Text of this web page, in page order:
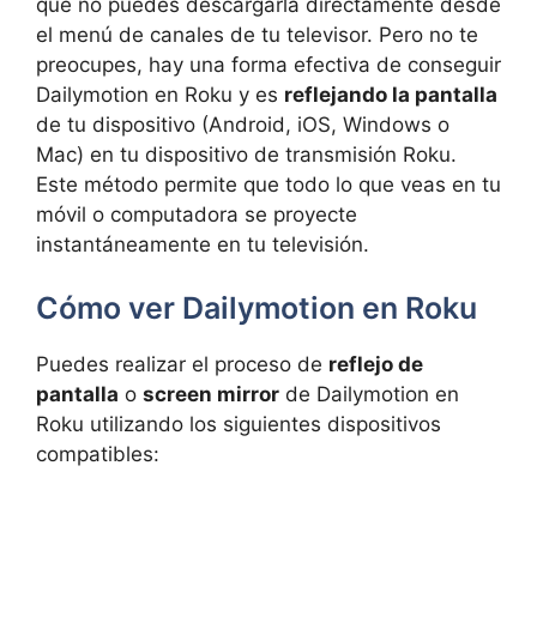
el menú de canales de tu televisor. Pero no te
preocupes, hay una forma efectiva de conseguir
Dailymotion en Roku y es reflejando la pantalla
de tu dispositivo (Android, iOS, Windows o
Mac) en tu dispositivo de transmisión Roku.
Este método permite que todo lo que veas en tu
móvil o computadora se proyecte
instantáneamente en tu televisión.
Cómo ver Dailymotion en Roku
Puedes realizar el proceso de reflejo de
pantalla o screen mirror de Dailymotion en
Roku utilizando los siguientes dispositivos
compatibles: